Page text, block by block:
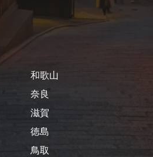
和歌山
奈良
滋賀
徳島
鳥取